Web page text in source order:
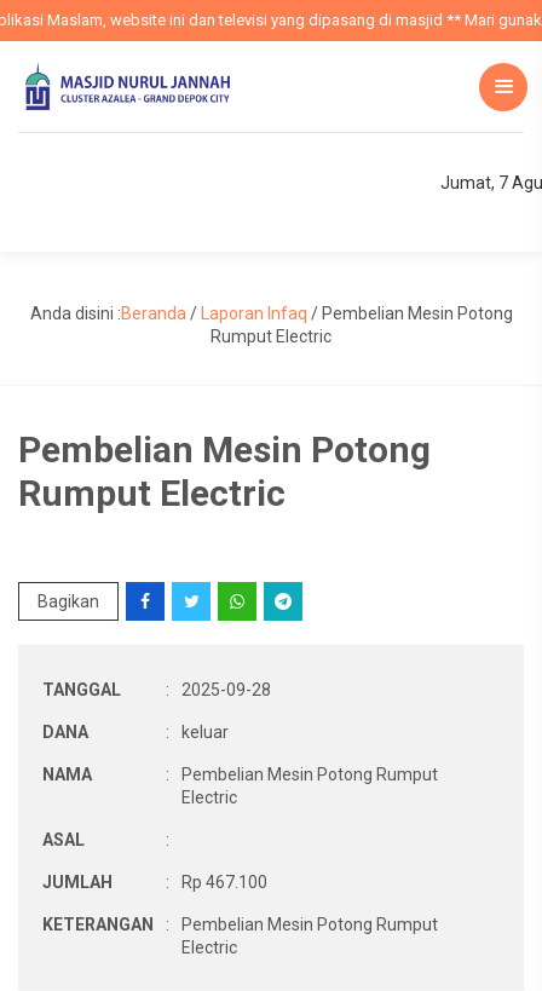
Maslam, website ini dan televisi yang dipasang di masjid ** Mari
Jumat, 7
Anda disini :Beranda / Laporan Infaq / Pembelian Mesin Potong
Rumput Electric
Pembelian Mesin Potong
Rumput Electric
Bagikan
TANGGAL : 2025-09-28
DANA : keluar
NAMA :
Pembelian Mesin Potong Rumput
Electric
ASAL :
JUMLAH : Rp 467.100
KETERANGAN :
Pembelian Mesin Potong Rumput
Electric